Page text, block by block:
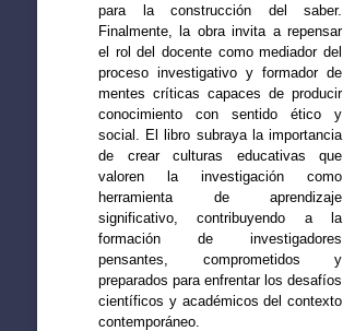
para la construcción del saber.
Finalmente, la obra invita a repensar
el rol del docente como mediador del
proceso investigativo y formador de
mentes críticas capaces de producir
conocimiento con sentido ético y
social. El libro subraya la importancia
de crear culturas educativas que
valoren la investigación como
herramienta de aprendizaje
significativo, contribuyendo a la
formación de investigadores
pensantes, comprometidos y
preparados para enfrentar los desafíos
científicos y académicos del contexto
contemporáneo.